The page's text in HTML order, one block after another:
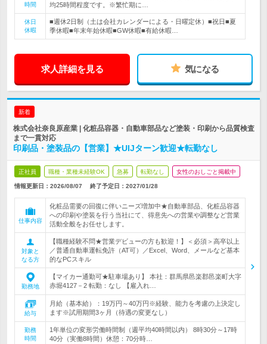
時間
均25時間程度です。※繁忙期に…
休日
休暇
■週休2日制（土は会社カレンダーによる・日曜定休）■祝日■夏
季休暇■年末年始休暇■GW休暇■有給休暇…
求人詳細を見る 気になる
新着
株式会社奈良原産業 | 化粧品容器・自動車部品など塗装・印刷から品質検査
まで一貫対応
印刷品・塗装品の【営業】★UIJターン歓迎★転勤なし
正社員 職種・業種未経験OK 急募 転勤なし 女性のおしごと掲載中
情報更新日：2026/08/07 終了予定日： 2027/01/28
仕事内容
化粧品需要の回復に伴いニーズ増加中★自動車部品、化粧品容器
への印刷や塗装を行う当社にて、得意先への営業や調整など営業
活動全般をお任せします。
対象と
なる方
【職種経験不問★営業デビューの方も歓迎！】＜必須＞高卒以上
／普通自動車運転免許（AT可）／Excel、Word、メールなど基本
的なPCスキル
勤務地
【マイカー通勤可★駐車場あり】 本社：群馬県邑楽郡邑楽町大字
赤堀4127－2 転勤：なし 【雇入れ…
給与
月給（基本給）：19万円～40万円※経験、能力を考慮の上決定し
ます※試用期間3ヶ月（待遇の変更なし）
勤務
時間
1年単位の変形労働時間制（週平均40時間以内） 8時30分～17時
40分（実働8時間）休憩：70分時…